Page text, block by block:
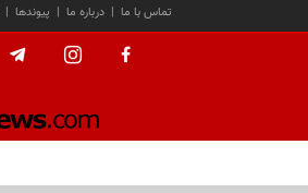
| پیوندها | درباره ما | تماس با ما